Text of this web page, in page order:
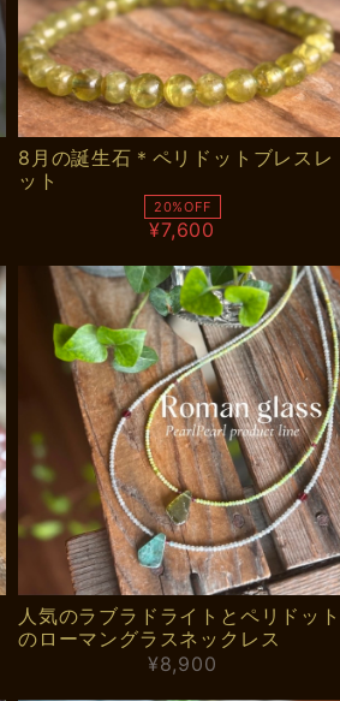
8月の誕生石＊ペリドットブレスレ
ット
20%OFF
¥7,600
人気のラブラドライトとペリドット
のローマングラスネックレス
¥8,900